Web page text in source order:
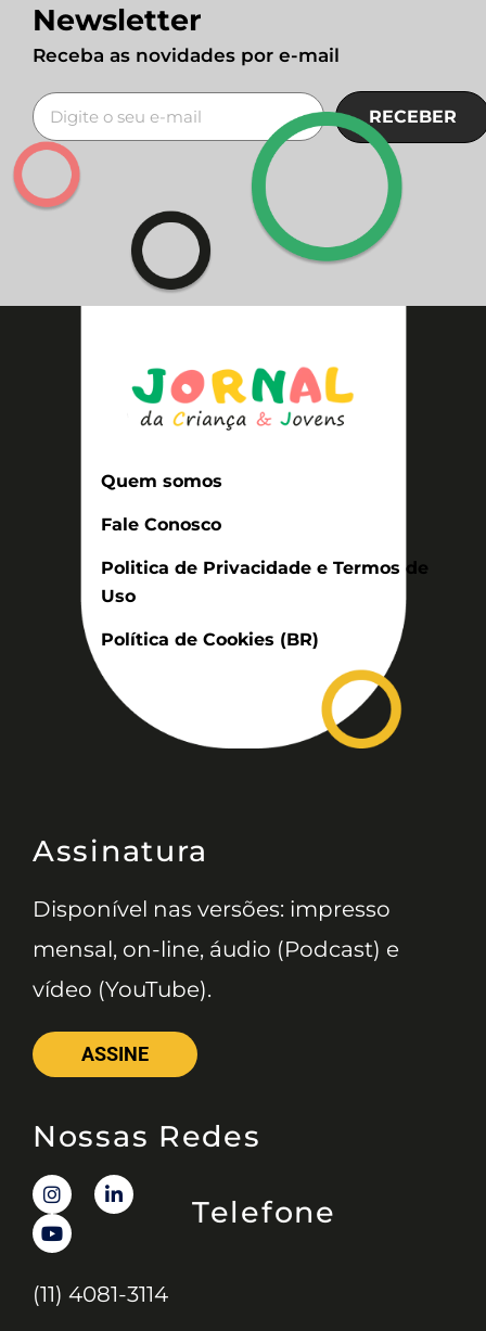
Newsletter
Receba as novidades por e-mail
RECEBER
Quem somos
Fale Conosco
Politica de Privacidade e Termos de
Uso
Política de Cookies (BR)
Assinatura
Disponível nas versões: impresso
mensal, on-line, áudio (Podcast) e
vídeo (YouTube).
ASSINE
Nossas Redes
Telefone
(11) 4081-3114